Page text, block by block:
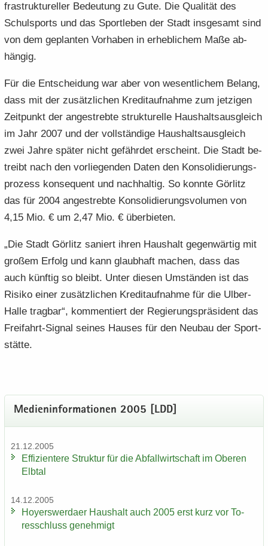
fra­struk­tu­rel­ler Be­deu­tung zu Gute. Die Qua­li­tät des
Schul­sports und das Sport­le­ben der Stadt ins­ge­samt sind
von dem ge­plan­ten Vor­ha­ben in er­heb­li­chem Maße ab­
hän­gig.
Für die Ent­schei­dung war aber von we­sent­li­chem Be­lang,
dass mit der zu­sätz­li­chen Kre­dit­auf­nah­me zum jet­zi­gen
Zeit­punkt der an­ge­streb­te struk­tu­rel­le Haus­halts­aus­gleich
im Jahr 2007 und der voll­stän­di­ge Haus­halts­aus­gleich
zwei Jahre spä­ter nicht ge­fähr­det er­scheint. Die Stadt be­
treibt nach den vor­lie­gen­den Daten den Kon­so­li­die­rungs­
pro­zess kon­se­quent und nach­hal­tig. So konn­te Gör­litz
das für 2004 an­ge­streb­te Kon­so­li­die­rungs­vo­lu­men von
4,15 Mio. € um 2,47 Mio. € über­bie­ten.
„Die Stadt Gör­litz sa­niert ihren Haus­halt ge­gen­wär­tig mit
gro­ßem Er­folg und kann glaub­haft ma­chen, dass das
auch künf­tig so bleibt. Unter die­sen Um­stän­den ist das
Ri­si­ko einer zu­sätz­li­chen Kre­dit­auf­nah­me für die Ulber-​
Halle trag­bar“, kom­men­tiert der Re­gie­rungs­prä­si­dent das
Freifahrt-​Signal sei­nes Hau­ses für den Neu­bau der Sport­
stät­te.
Me­di­en­in­for­ma­tio­nen 2005 [LDD]
21.12.2005
Ef­fi­zi­en­te­re Struk­tur für die Ab­fall­wirt­schaft im Obe­ren
Elb­tal
14.12.2005
Ho­yers­wer­da­er Haus­halt auch 2005 erst kurz vor To­
res­schluss ge­neh­migt